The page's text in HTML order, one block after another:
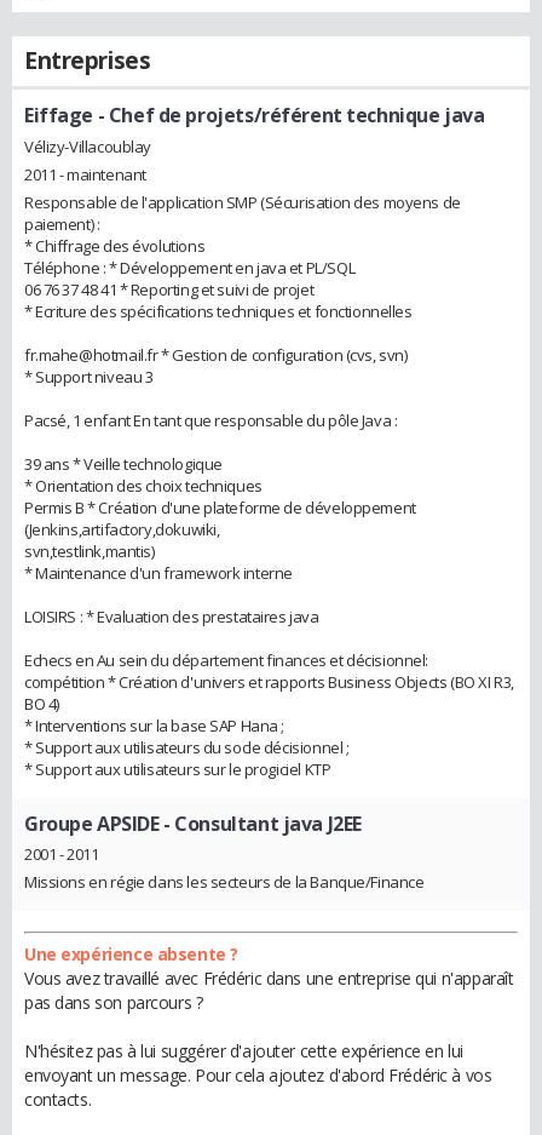
Entreprises
Eiffage - Chef de projets/référent technique java
Vélizy-Villacoublay
2011 - maintenant
Responsable de l'application SMP (Sécurisation des moyens de
paiement) :
* Chiffrage des évolutions
Téléphone : * Développement en java et PL/SQL
06 76 37 48 41 * Reporting et suivi de projet
* Ecriture des spécifications techniques et fonctionnelles
fr.mahe@hotmail.fr * Gestion de configuration (cvs, svn)
* Support niveau 3
Pacsé, 1 enfant En tant que responsable du pôle Java :
39 ans * Veille technologique
* Orientation des choix techniques
Permis B * Création d'une plateforme de développement
(Jenkins,artifactory,dokuwiki,
svn,testlink,mantis)
* Maintenance d'un framework interne
LOISIRS : * Evaluation des prestataires java
Echecs en Au sein du département finances et décisionnel:
compétition * Création d'univers et rapports Business Objects (BO XI R3,
BO 4)
* Interventions sur la base SAP Hana ;
* Support aux utilisateurs du socle décisionnel ;
* Support aux utilisateurs sur le progiciel KTP
Groupe APSIDE- Consultant java J2EE
2001 - 2011
Missions en régie dans les secteurs de la Banque/Finance
Une expérience absente ?
Vous avez travaillé avec Frédéric dans une entreprise qui n'apparaît
pas dans son parcours ?
N'hésitez pas à lui suggérer d'ajouter cette expérience en lui
envoyant un message. Pour cela ajoutez d'abord Frédéric à vos
contacts.